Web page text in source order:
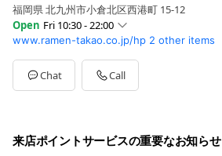
福岡県 北九州市小倉北区西港町 15-12
Open Fri 10:30 - 22:00
Sun10:30 - 22:00
Mon10:30 - 22:00
Tue10:30 - 22:00
Wed10:30 - 22:00
Sat10:30 - 22:00
21:45ラストオーダー
www.ramen-takao.co.jp/hp 2 other items
Chat Call
来店ポイントサービスの重要なお知らせ